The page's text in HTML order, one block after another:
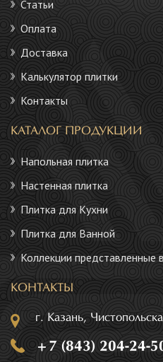
Статьи
Оплата
Доставка
Калькулятор плитки
Контакты
КАТАЛОГ ПРОДУКЦИИ
Напольная плитка
Настенная плитка
Плитка для Кухни
Плитка для Ванной
Коллекции представленные
КОНТАКТЫ
г. Казань,
+7 (843) 204-24-